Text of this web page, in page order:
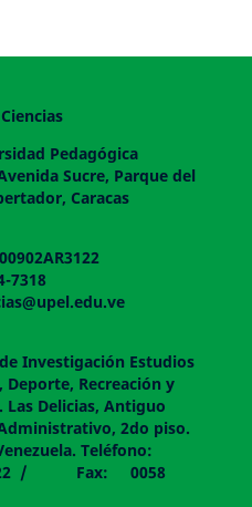
Pedagógica
Sucre, Parque del
Caracas
7318
Investigación Estudios
Deporte, Recreación y
Las Delicias, Antiguo
2do piso.
Venezuela. Teléfono:
/ Fax: 0058